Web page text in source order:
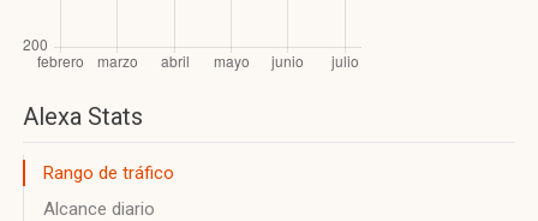
Alexa Stats
Rango de tráfico
Alcance diario